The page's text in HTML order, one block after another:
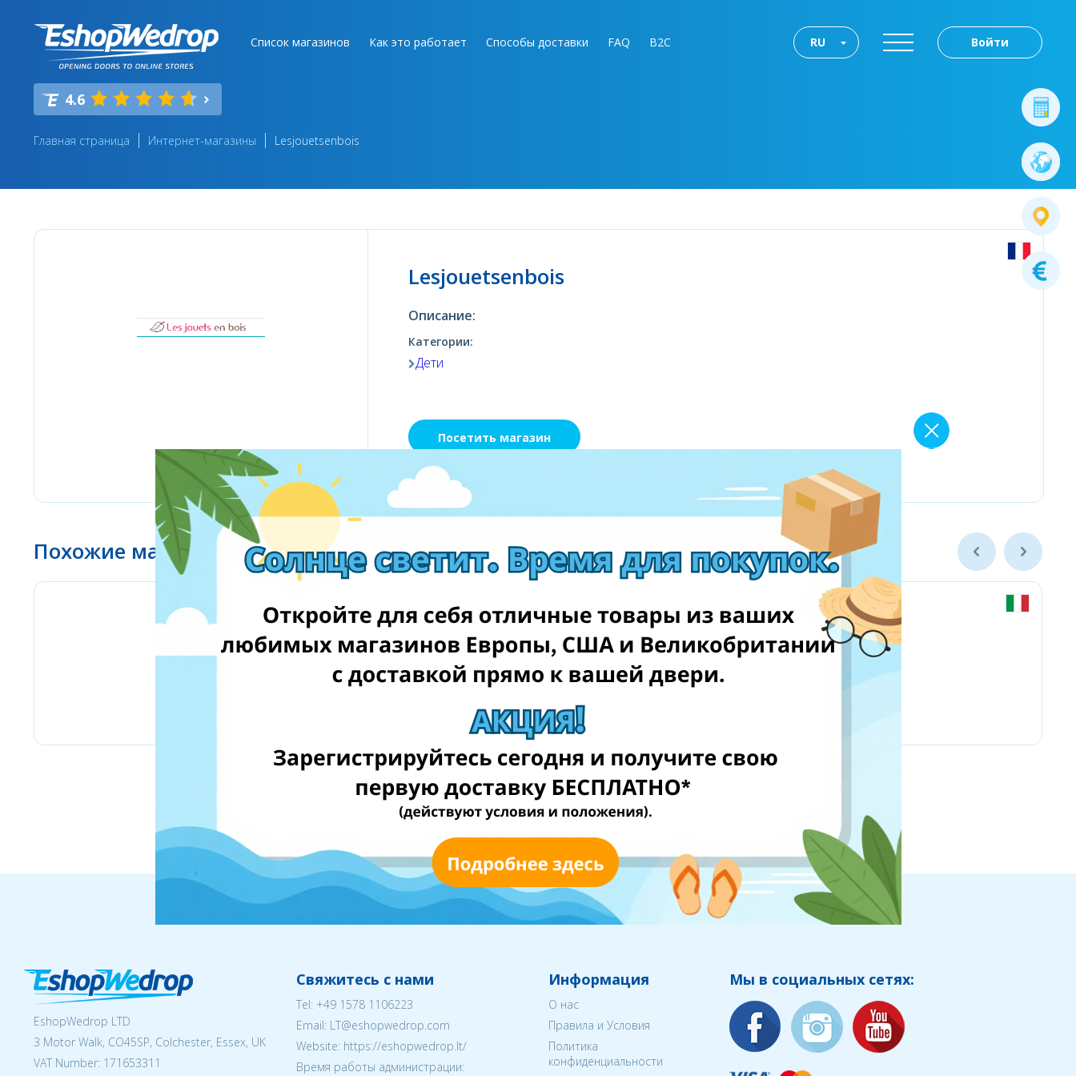
Список магазинов Как это работает Способы доставки FAQ B2C Войти
RU
4.6
Главная страница Интернет-магазины Lesjouetsenbois
Lesjouetsenbois
Описание:
Категории:
Дети
Посетить магазин
Похожие магазины
EshopWedrop LTD
3 Motor Walk, CO45SP, Colchester, Essex, UK
VAT Number: 171653311
Свяжитесь с нами
Tel: +49 1578 1106223
Email: LT@eshopwedrop.com
Website: https://eshopwedrop.lt/
Время работы администрации:
Информация
О нас
Правила и Условия
Политика
конфиденциальности
Мы в социальных сетях: